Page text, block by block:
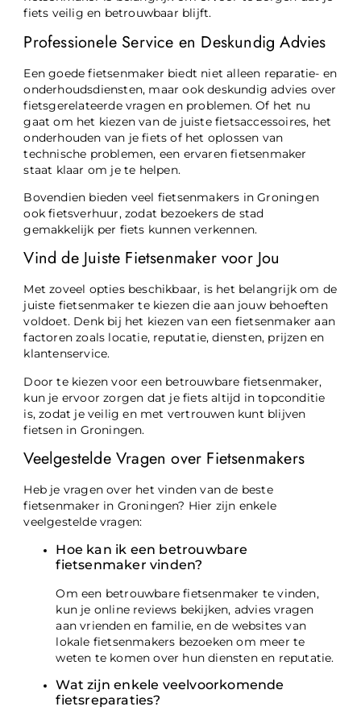
fiets veilig en betrouwbaar blijft.
Professionele Service en Deskundig Advies
Een goede fietsenmaker biedt niet alleen reparatie- en
onderhoudsdiensten, maar ook deskundig advies over
fietsgerelateerde vragen en problemen. Of het nu
gaat om het kiezen van de juiste fietsaccessoires, het
onderhouden van je fiets of het oplossen van
technische problemen, een ervaren fietsenmaker
staat klaar om je te helpen.
Bovendien bieden veel fietsenmakers in Groningen
ook fietsverhuur, zodat bezoekers de stad
gemakkelijk per fiets kunnen verkennen.
Vind de Juiste Fietsenmaker voor Jou
Met zoveel opties beschikbaar, is het belangrijk om de
juiste fietsenmaker te kiezen die aan jouw behoeften
voldoet. Denk bij het kiezen van een fietsenmaker aan
factoren zoals locatie, reputatie, diensten, prijzen en
klantenservice.
Door te kiezen voor een betrouwbare fietsenmaker,
kun je ervoor zorgen dat je fiets altijd in topconditie
is, zodat je veilig en met vertrouwen kunt blijven
fietsen in Groningen.
Veelgestelde Vragen over Fietsenmakers
Heb je vragen over het vinden van de beste
fietsenmaker in Groningen? Hier zijn enkele
veelgestelde vragen:
Hoe kan ik een betrouwbare
fietsenmaker vinden?
Om een betrouwbare fietsenmaker te vinden,
kun je online reviews bekijken, advies vragen
aan vrienden en familie, en de websites van
lokale fietsenmakers bezoeken om meer te
weten te komen over hun diensten en reputatie.
Wat zijn enkele veelvoorkomende
fietsreparaties?